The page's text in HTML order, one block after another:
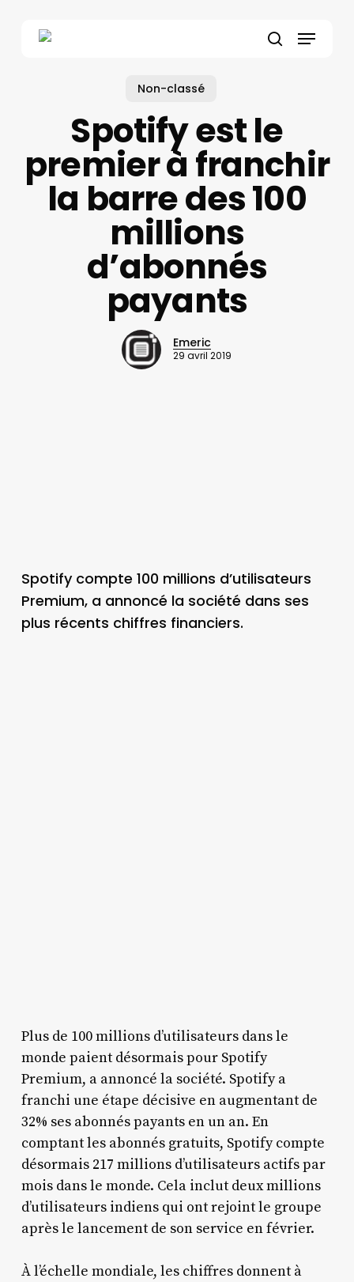
Menu
Non-classé
Spotify est le
premier à franchir
la barre des 100
millions
d’abonnés
payants
Emeric
29 avril 2019
Spotify compte 100 millions d’utilisateurs
Premium, a annoncé la société dans ses
plus récents chiffres financiers.
Plus de 100 millions d’utilisateurs dans le
monde paient désormais pour Spotify
Premium, a annoncé la société. Spotify a
franchi une étape décisive en augmentant de
32% ses abonnés payants en un an. En
comptant les abonnés gratuits, Spotify compte
désormais 217 millions d’utilisateurs actifs par
mois dans le monde. Cela inclut deux millions
d’utilisateurs indiens qui ont rejoint le groupe
après le lancement de son service en février.
À l’échelle mondiale, les chiffres donnent à